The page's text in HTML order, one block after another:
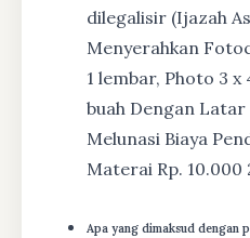
dilegalisir (Ijazah
Menyerahkan
1 lembar, Photo 3 x
buah Dengan Latar
Melunasi Biaya
Materai Rp. 10.000
Apa yang dimaksud dengan